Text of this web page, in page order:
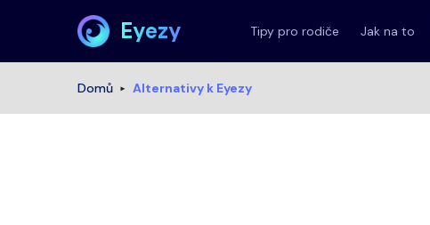
Eyezy Tipy pro rodiče Jak na to
Domů Alternativy k Eyezy